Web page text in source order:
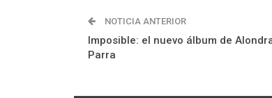
NOTICIA ANTERIOR
Imposible: el nuevo álbum de
Parra